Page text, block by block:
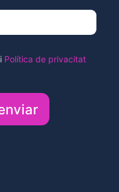
i Política de privacitat